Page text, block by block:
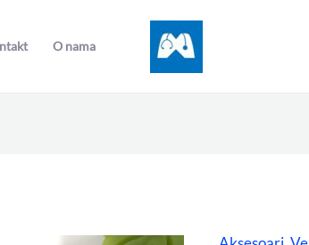
O nama